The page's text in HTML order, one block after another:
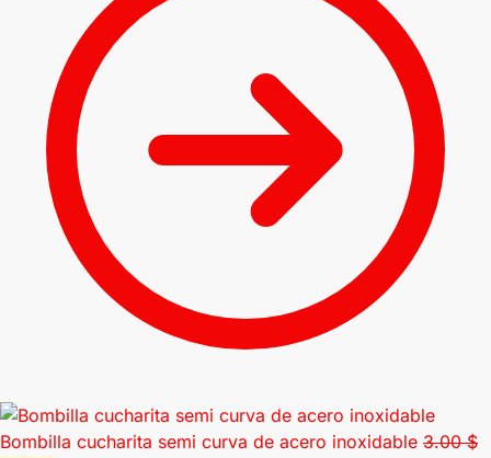
Bombilla cucharita semi curva de acero inoxidable 3.00$